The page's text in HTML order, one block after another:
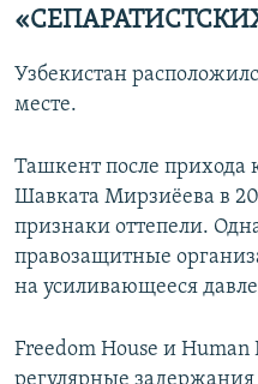
Узбекистан
месте.
Ташкент после прихода
Шавката Мирзиёева в
признаки оттепели.
правозащитные
на усиливающееся
Freedom House и